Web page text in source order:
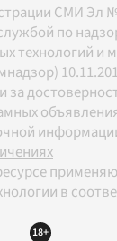
СМИ Эл
по
технологий и
за
в
18+